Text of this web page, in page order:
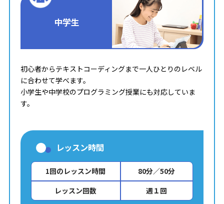
中学生
初心者からテキストコーディングまで一人ひとりのレベル
に合わせて学べます。
小学生や中学校のプログラミング授業にも対応していま
す。
レッスン時間
1回のレッスン時間
80分／50分
レッスン回数
週１回